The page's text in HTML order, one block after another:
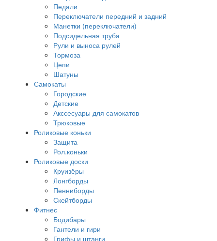
Педали
Переключатели передний и задний
Манетки (переключатели)
Подсидельная труба
Рули и выноса рулей
Тормоза
Цепи
Шатуны
Самокаты
Городские
Детские
Акссесуары для самокатов
Трюковые
Роликовые коньки
Защита
Рол.коньки
Роликовые доски
Круизёры
Лонгборды
Пенниборды
Скейтборды
Фитнес
Бодибары
Гантели и гири
Грифы и штанги